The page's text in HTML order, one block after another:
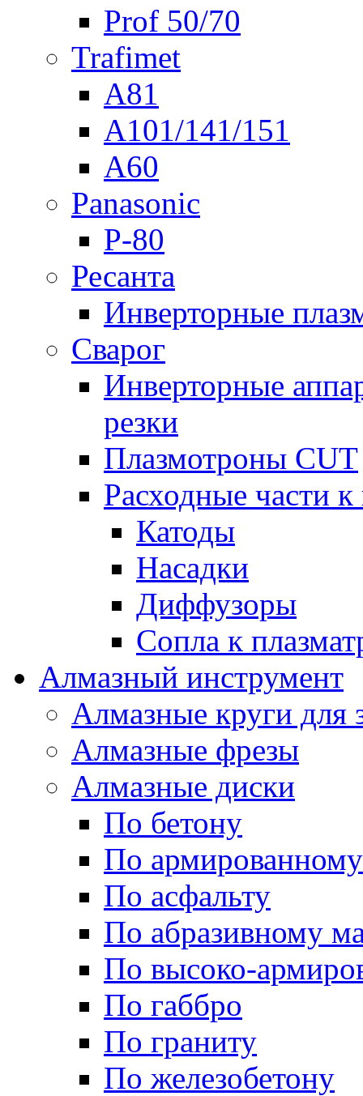
Prof 50/70
Trafimet
A81
A101/141/151
A60
Panasonic
P-80
Ресанта
Инверторные
Сварог
Инверторные
резки
Плазмотроны CUT
Расходные части
Катоды
Насадки
Диффузоры
Сопла к
Алмазный инструмент
Алмазные круги для
Алмазные фрезы
Алмазные диски
По бетону
По
По асфальту
По абразивному
По высоко-
По габбро
По граниту
По железобетону